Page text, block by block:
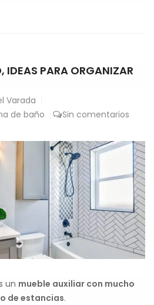
IDEAS PARA ORGANIZAR
Varada
de baño Sin comentarios
un mueble auxiliar con mucho
de estancias.